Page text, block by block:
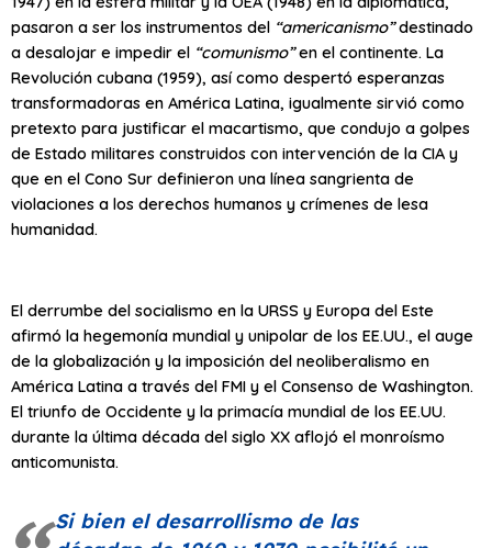
pasaron a ser los instrumentos del “americanismo”destinado
a desalojar e impedir el “comunismo”en el continente. La
Revolución cubana (1959), así como despertó esperanzas
transformadoras en América Latina, igualmente sirvió como
pretexto para justificar el macartismo, que condujo a golpes
de Estado militares construidos con intervención de la CIA y
que en el Cono Sur definieron una línea sangrienta de
violaciones a los derechos humanos y crímenes de lesa
humanidad.
El derrumbe del socialismo en la URSS y Europa del Este
afirmó la hegemonía mundial y unipolar de los EE.UU., el auge
de la globalización y la imposición del neoliberalismo en
América Latina a través del FMI y el Consenso de Washington.
El triunfo de Occidente y la primacía mundial de los EE.UU.
durante la última década del siglo XX aflojó el monroísmo
anticomunista.
Si bien el desarrollismo de las